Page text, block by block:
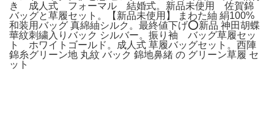
き 成人式 フォーマル 結婚式。新品未使用 佐賀錦
バッグと草履セット。【新品未使用】 まわた紬 絹100%
和装用バッグ 真綿紬シルク。最終値下げ⭕️新品 神田胡蝶
華紋刺繍入りバック シルバー。振り袖 バッグ草履セッ
ト ホワイトゴールド。成人式 草履バッグセット。西陣
錦糸グリーン地 丸紋 バック 錦地鼻緒 の グリーン草履 セ
ット